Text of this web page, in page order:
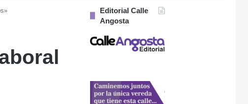
Editorial Calle
Angosta